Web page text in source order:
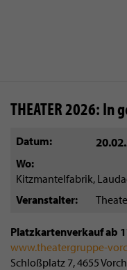
THEATER 2026: In
Datum
Wo
Kitzmantelfabrik,
Veranstalter
Platzkartenverkauf ab
www.theatergruppe-
Schloßplatz 7, 4655